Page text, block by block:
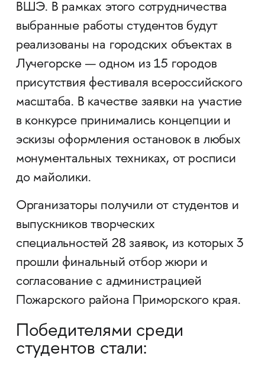
ВШЭ. В рамках этого сотрудничества
выбранные работы студентов будут
реализованы на городских объектах в
Лучегорске — одном из 15 городов
присутствия фестиваля всероссийского
масштаба. В качестве заявки на участие
в конкурсе принимались концепции и
эскизы оформления остановок в любых
монументальных техниках, от росписи
до майолики.
Организаторы получили от студентов и
выпускников творческих
специальностей 28 заявок, из которых 3
прошли финальный отбор жюри и
согласование с администрацией
Пожарского района Приморского края.
Победителями среди
студентов стали: